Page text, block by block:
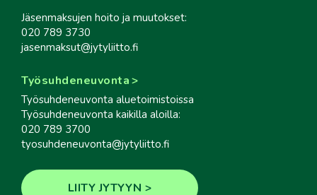
Jäsenmaksujen hoito ja muutokset:
020 789 3730
jasenmaksut@jytyliitto.fi
Työsuhdeneuvonta
Työsuhdeneuvonta aluetoimistoissa
Työsuhdeneuvonta kaikilla aloilla:
020 789 3700
tyosuhdeneuvonta@jytyliitto.fi
LIITY JYTYYN